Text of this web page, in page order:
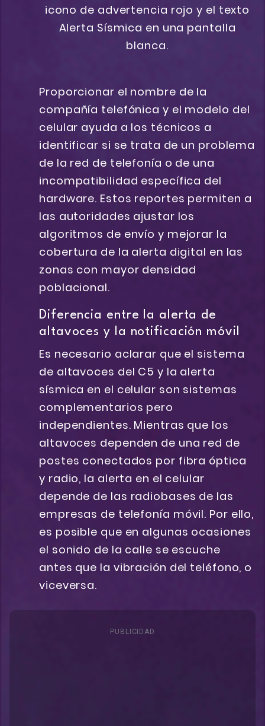
Proporcionar el nombre de la
compañía telefónica y el modelo del
celular ayuda a los técnicos a
identificar si se trata de un problema
de la red de telefonía o de una
incompatibilidad específica del
hardware. Estos reportes permiten a
las autoridades ajustar los
algoritmos de envío y mejorar la
cobertura de la alerta digital en las
zonas con mayor densidad
poblacional.
Diferencia entre la alerta de
altavoces y la notificación móvil
Es necesario aclarar que el sistema
de altavoces del C5 y la alerta
sísmica en el celular son sistemas
complementarios pero
independientes. Mientras que los
altavoces dependen de una red de
postes conectados por fibra óptica
y radio, la alerta en el celular
depende de las radiobases de las
empresas de telefonía móvil. Por ello,
es posible que en algunas ocasiones
el sonido de la calle se escuche
antes que la vibración del teléfono, o
viceversa.
PUBLICIDAD